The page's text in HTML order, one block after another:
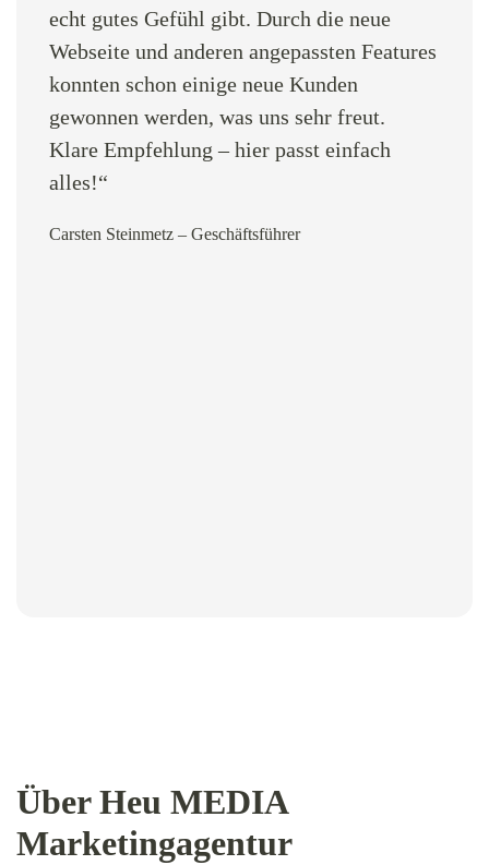
echt gutes Gefühl gibt. Durch die neue
Webseite und anderen angepassten Features
konnten schon einige neue Kunden
gewonnen werden, was uns sehr freut.
Klare Empfehlung – hier passt einfach
alles!“
Carsten Steinmetz – Geschäftsführer
Über Heu MEDIA
Marketingagentur